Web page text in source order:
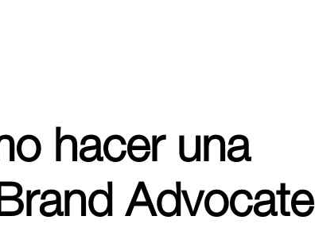
hacer una
Advocate